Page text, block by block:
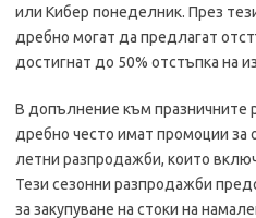
или Кибер понеделник. През
дребно могат да предлагат
достигнат до 50% отстъпка на
В допълнение към празничните
дребно често имат промоции за
летни разпродажби, които
Тези сезонни разпродажби
за закупуване на стоки на